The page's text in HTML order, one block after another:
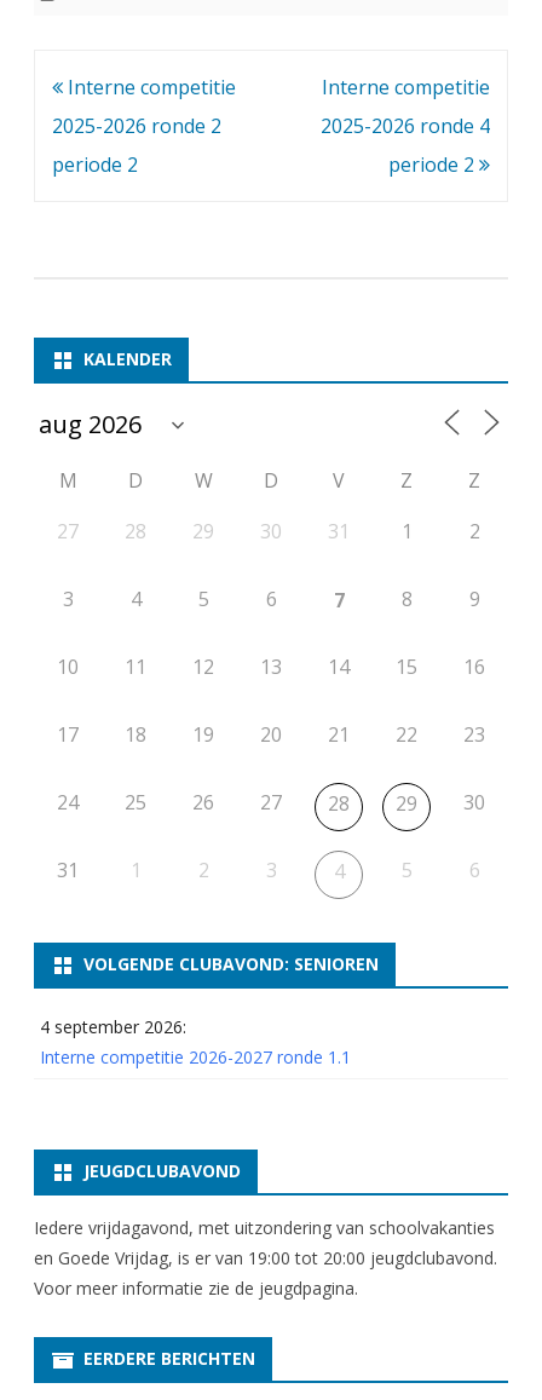
o
t
2
0
5
0
n
d
e
e
r
o
e
Bericht
navigatie
Interne competitie
2025-2026 ronde 2
periode 2
Interne competitie
2025-2026 ronde 4
periode 2
KALENDER
M D W D V Z
Z
27
28 29 30 31 1 2
3 4 5 6 7 8 9
10 11 12 13 14 15 16
17 18 19 20 21 22 23
24 25 26 27 28 29 30
31 1 2 3 4 5 6
VOLGENDE CLUBAVOND: SENIOREN
4 september 2026:
Interne competitie 2026-2027 ronde 1.1
JEUGDCLUBAVOND
Iedere vrijdagavond, met uitzondering van schoolvakanties
en Goede Vrijdag, is er van 19:00 tot 20:00 jeugdclubavond.
Voor meer informatie zie de jeugdpagina.
EERDERE BERICHTEN